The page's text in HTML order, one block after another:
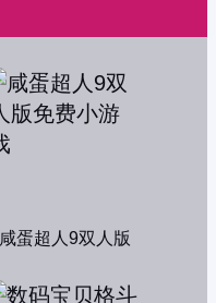
咸蛋超人9双人版